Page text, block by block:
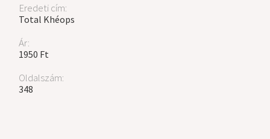
Eredeti cím:
Total Khéops
Ár:
1950 Ft
Oldalszám:
348